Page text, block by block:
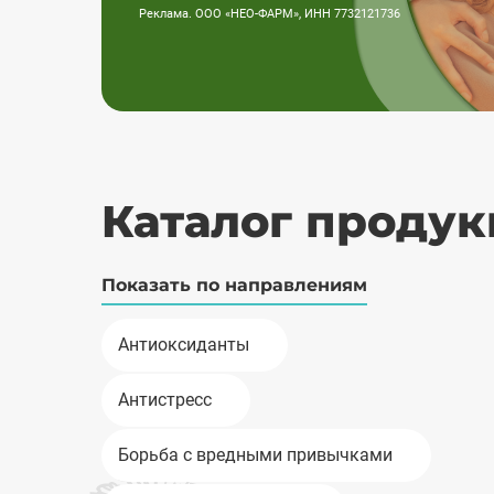
Реклама. ООО «НЕО-ФАРМ», ИНН 7732121736
Каталог
Показать по направлениям
Антиоксиданты
Антистресс
Борьба с вредными привычками